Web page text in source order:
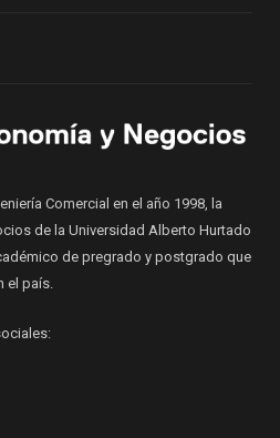
Comercial en el año 1998, la
de la Universidad Alberto Hurtado
de pregrado y postgrado que
el país.